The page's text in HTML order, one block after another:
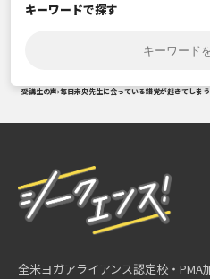
キーワードで探す
受講生の声›毎日未央先生に会っている錯覚が起きてしま
全米ヨガアライアンス認定校・